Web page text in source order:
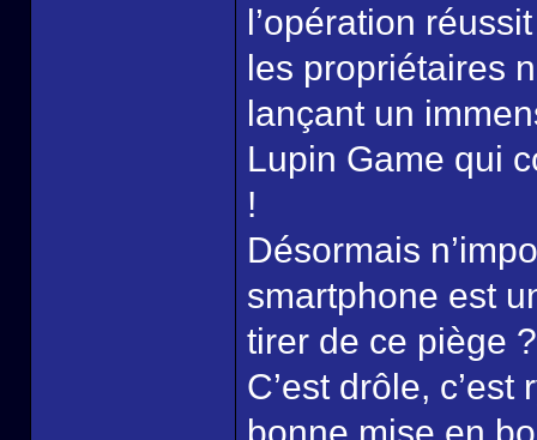
l’opération
les propriétaires
lançant un
Lupin Game qui
!
Désormais
smartphone est
tirer de ce piège
C’est drôle, c’est